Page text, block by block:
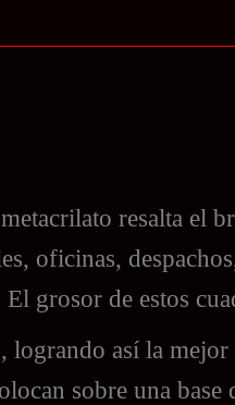
resalta el
oficinas,
grosor de estos
logrando así la
sobre una base